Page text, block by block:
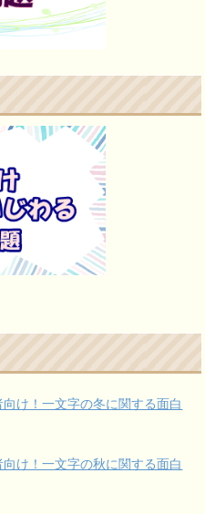
向け！一文字の冬に関する面白
向け！一文字の秋に関する面白